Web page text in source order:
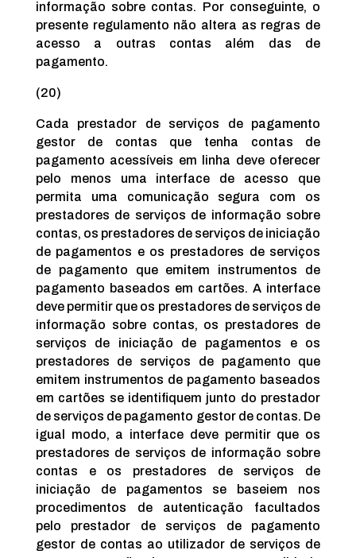
informação sobre contas. Por conseguinte, o
presente regulamento não altera as regras de
acesso a outras contas além das de
pagamento.
(20)
Cada prestador de serviços de pagamento
gestor de contas que tenha contas de
pagamento acessíveis em linha deve oferecer
pelo menos uma interface de acesso que
permita uma comunicação segura com os
prestadores de serviços de informação sobre
contas, os prestadores de serviços de iniciação
de pagamentos e os prestadores de serviços
de pagamento que emitem instrumentos de
pagamento baseados em cartões. A interface
deve permitir que os prestadores de serviços de
informação sobre contas, os prestadores de
serviços de iniciação de pagamentos e os
prestadores de serviços de pagamento que
emitem instrumentos de pagamento baseados
em cartões se identifiquem junto do prestador
de serviços de pagamento gestor de contas. De
igual modo, a interface deve permitir que os
prestadores de serviços de informação sobre
contas e os prestadores de serviços de
iniciação de pagamentos se baseiem nos
procedimentos de autenticação facultados
pelo prestador de serviços de pagamento
gestor de contas ao utilizador de serviços de